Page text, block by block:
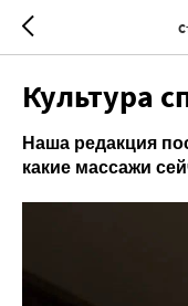
Культура
Наша редакция
какие массажи